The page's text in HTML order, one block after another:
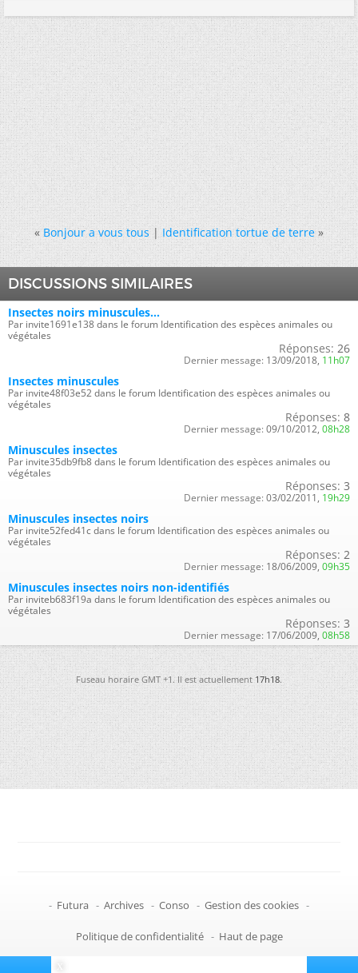
« Bonjour a vous tous|Identification tortue de terre »
DISCUSSIONS SIMILAIRES
Insectes noirs minuscules...
Par invite1691e138 dans le forum Identification des espèces animales ou
végétales
Réponses: 26
Dernier message: 13/09/2018, 11h07
Insectes minuscules
Par invite48f03e52 dans le forum Identification des espèces animales ou
végétales
Réponses: 8
Dernier message: 09/10/2012, 08h28
Minuscules insectes
Par invite35db9fb8 dans le forum Identification des espèces animales ou
végétales
Réponses: 3
Dernier message: 03/02/2011, 19h29
Minuscules insectes noirs
Par invite52fed41c dans le forum Identification des espèces animales ou
végétales
Réponses: 2
Dernier message: 18/06/2009, 09h35
Minuscules insectes noirs non-identifiés
Par inviteb683f19a dans le forum Identification des espèces animales ou
végétales
Réponses: 3
Dernier message: 17/06/2009, 08h58
Fuseau horaire GMT +1. Il est actuellement17h18.
- Futura - Archives - Conso - Gestion des cookies -
Politique de confidentialité - Haut de page